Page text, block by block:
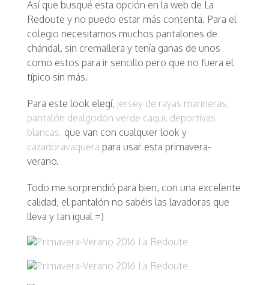
Así que busqué esta opción en la web de La
Redoute y no puedo estar más contenta. Para el
colegio necesitamos muchos pantalones de
chándal, sin cremallera y tenía ganas de unos
como estos para ir sencillo pero que no fuera el
típico sin más.
Para este look elegí, jersey de rayas marineras,
pantalón dealgodón verde caqui, deportivas
blancas, que van con cualquier look y
cazadoravaquera para usar esta primavera-
verano.
Todo me sorprendió para bien, con una excelente
calidad, el pantalón no sabéis las lavadoras que
lleva y tan igual =)